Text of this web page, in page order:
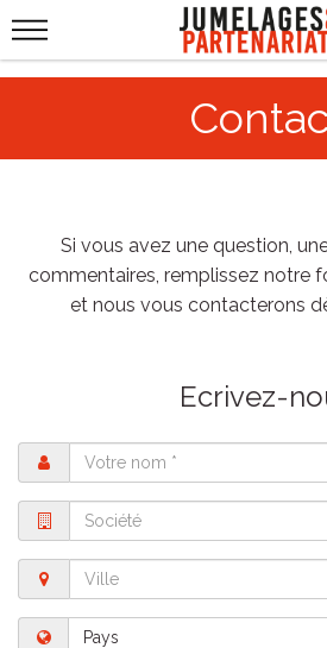
Si vous avez une question,
commentaires, remplissez notre
et nous vous contacterons
Ecrivez-
Nom
Société
Ville
PaysPays